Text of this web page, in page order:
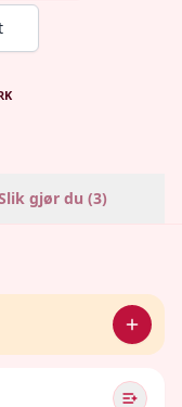
gjør du (3)